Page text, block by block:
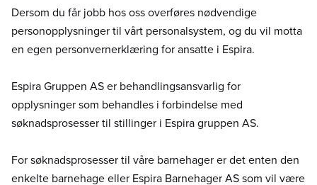
Dersom du får jobb hos oss overføres nødvendige
personopplysninger til vårt personalsystem, og du vil motta
en egen personvernerklæring for ansatte i Espira.
Espira Gruppen AS er behandlingsansvarlig for
opplysninger som behandles i forbindelse med
søknadsprosesser til stillinger i Espira gruppen AS.
For søknadsprosesser til våre barnehager er det enten den
enkelte barnehage eller Espira Barnehager AS som vil være